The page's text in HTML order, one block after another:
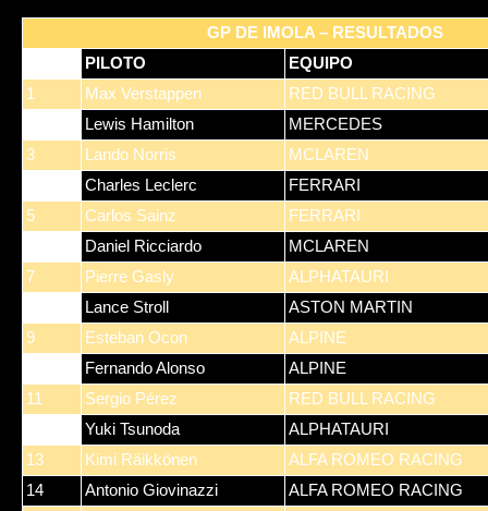
GP DE IMOLA – RESULTADOS
PILOTO
EQUIPO
1
Max Verstappen
RED BULL RACING
Lewis Hamilton
MERCEDES
3
Lando Norris
MCLAREN
Charles Leclerc
FERRARI
5
Carlos Sainz
FERRARI
Daniel Ricciardo
MCLAREN
7
Pierre Gasly
ALPHATAURI
Lance Stroll
ASTON MARTIN
9
Esteban Ocon
ALPINE
Fernando Alonso
ALPINE
11
Sergio Pérez
RED BULL RACING
Yuki Tsunoda
ALPHATAURI
13
Kimi Räikkönen
ALFA ROMEO RACING
14
Antonio Giovinazzi
ALFA ROMEO RACING